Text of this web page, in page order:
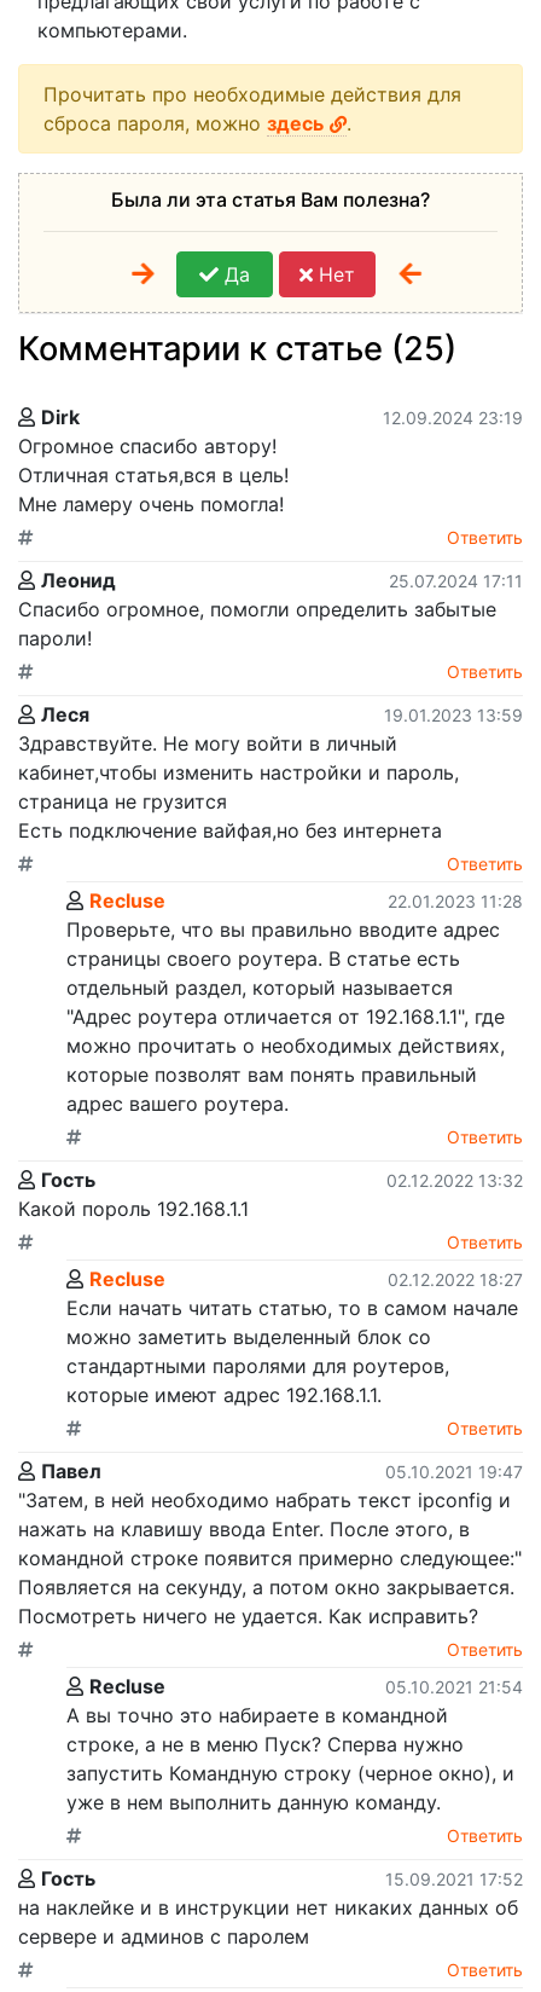
компьютерами.
Прочитать про необходимые действия для
сброса пароля, можно здесь .
Была ли эта статья Вам полезна?
Да Нет
Комментарии к статье (25)
Dirk 12.09.2024 23:19
Огромное спасибо автору!
Отличная статья,вся в цель!
Мне ламеру очень помогла!
Ответить
Леонид 25.07.2024 17:11
Спасибо огромное, помогли определить забытые
пароли!
Ответить
Леся 19.01.2023 13:59
Здравствуйте. Не могу войти в личный
кабинет,чтобы изменить настройки и пароль,
страница не грузится
Есть подключение вайфая,но без интернета
Ответить
Recluse 22.01.2023 11:28
Проверьте, что вы правильно вводите адрес
страницы своего роутера. В статье есть
отдельный раздел, который называется
"Адрес роутера отличается от 192.168.1.1", где
можно прочитать о необходимых действиях,
которые позволят вам понять правильный
адрес вашего роутера.
Ответить
Гость 02.12.2022 13:32
Какой пороль 192.168.1.1
Ответить
Recluse 02.12.2022 18:27
Если начать читать статью, то в самом начале
можно заметить выделенный блок со
стандартными паролями для роутеров,
которые имеют адрес 192.168.1.1.
Ответить
Павел 05.10.2021 19:47
"Затем, в ней необходимо набрать текст ipconfig и
нажать на клавишу ввода Enter. После этого, в
командной строке появится примерно следующее:"
Появляется на секунду, а потом окно закрывается.
Посмотреть ничего не удается. Как исправить?
Ответить
Recluse 05.10.2021 21:54
А вы точно это набираете в командной
строке, а не в меню Пуск? Сперва нужно
запустить Командную строку (черное окно), и
уже в нем выполнить данную команду.
Ответить
Гость 15.09.2021 17:52
на наклейке и в инструкции нет никаких данных об
сервере и админов с паролем
Ответить